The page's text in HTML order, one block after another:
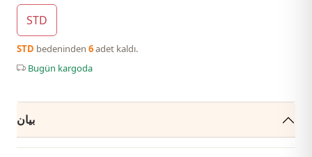
STD
STD bedeninden 6adet kaldı.
Bugün kargoda
بيان